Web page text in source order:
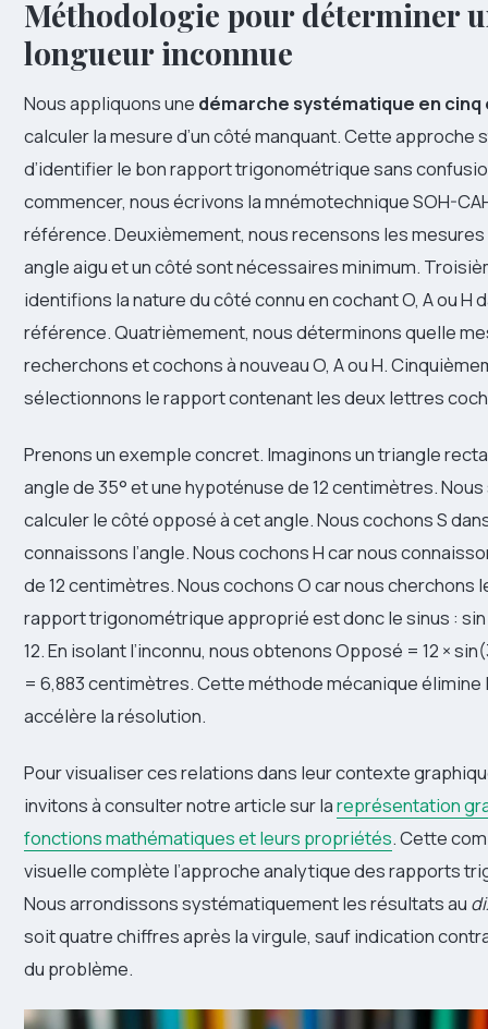
Méthodologie pour déterminer
longueur inconnue
Nous appliquons une démarche systématique en cinq
calculer la mesure d’un côté manquant. Cette approche
d’identifier le bon rapport trigonométrique sans
commencer, nous écrivons la mnémotechnique SOH-
référence. Deuxièmement, nous recensons les mesures
angle aigu et un côté sont nécessaires minimum.
identifions la nature du côté connu en cochant O, A ou H
référence. Quatrièmement, nous déterminons quelle
recherchons et cochons à nouveau O, A ou H.
sélectionnons le rapport contenant les deux lettres
Prenons un exemple concret. Imaginons un triangle
angle de 35° et une hypoténuse de 12 centimètres.
calculer le côté opposé à cet angle. Nous cochons S
connaissons l’angle. Nous cochons H car nous
de 12 centimètres. Nous cochons O car nous cherchons
rapport trigonométrique approprié est donc le sinus :
12. En isolant l’inconnu, nous obtenons Opposé = 12 ×
= 6,883 centimètres. Cette méthode mécanique
accélère la résolution.
Pour visualiser ces relations dans leur contexte
invitons à consulter notre article sur lareprésentation
fonctions mathématiques et leurs propriétés. Cette
visuelle complète l’approche analytique des rapports
Nous arrondissons systématiquement les résultats au
soit quatre chiffres après la virgule, sauf indication
du problème.